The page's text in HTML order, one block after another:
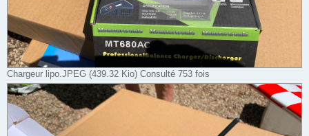
Chargeur lipo.JPEG (439.32 Kio) Consulté 753 fois